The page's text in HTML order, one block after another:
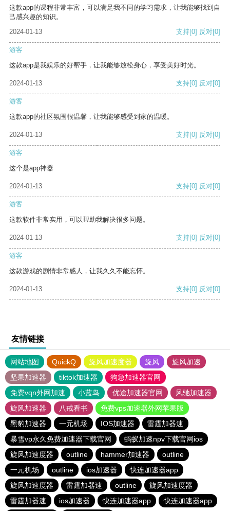
这款app的课程非常丰富，可以满足我不同的学习需求，让我能够找到自
己感兴趣的知识。
2024-01-13
支持[0] 反对[0]
游客
这款app是我娱乐的好帮手，让我能够放松身心，享受美好时光。
2024-01-13 支持[0] 反对[0]
游客
这款app的社区氛围很温馨，让我能够感受到家的温暖。
2024-01-13 支持[0] 反对[0]
游客
这个是app神器
2024-01-13 支持[0] 反对[0]
游客
这款软件非常实用，可以帮助我解决很多问题。
2024-01-13 支持[0] 反对[0]
游客
这款游戏的剧情非常感人，让我久久不能忘怀。
2024-01-13 支持[0] 反对[0]
友情链接
网站地图 QuickQ 旋风加速度器 旋风
旋风加速
坚果加速器
tiktok加速器
狗急加速器官网
免费vqn外网加速
小蓝鸟 优途加速器官网
风驰加速器
旋风加速器
八戒看书
免费vps加速器外网苹果版
黑豹加速器
一元机场 IOS加速器
雷霆加器速
暴雪vp永久免费加速器下载官网
蚂蚁加速npv下载官网ios
旋风加速度器
outline hammer加速器
outline
一元机场
outline ios加速器
快连加速器app
旋风加速度器
雷霆加器速 outline
旋风加速度器
雷霆加器速
ios加速器 快连加速器app 快连加速器app